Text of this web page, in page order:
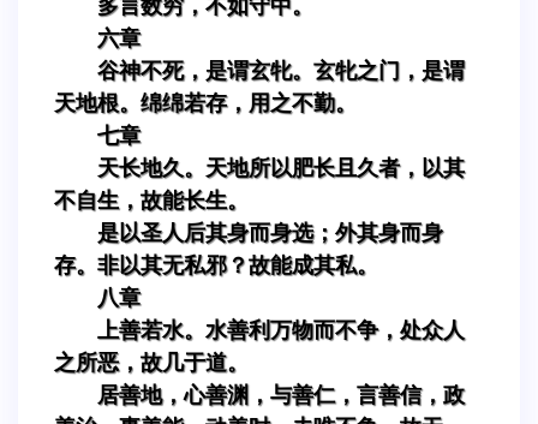
多言数穷，不如守中。
六章
谷神不死，是谓玄牝。玄牝之门，是谓
天地根。绵绵若存，用之不勤。
七章
天长地久。天地所以肥长且久者，以其
不自生，故能长生。
是以圣人后其身而身选；外其身而身
存。非以其无私邪？故能成其私。
八章
上善若水。水善利万物而不争，处众人
之所恶，故几于道。
居善地，心善渊，与善仁，言善信，政